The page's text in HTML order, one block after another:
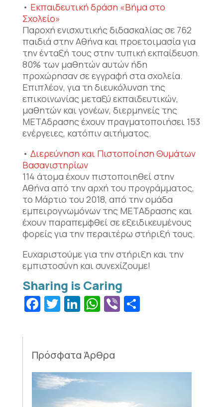
• Εκπαιδευτική δράση «Βήμα στο
Σχολείο»
Παροχή ενισχυτικής διδασκαλίας σε 762
παιδιά στην Αθήνα και προετοιμασία για
την ένταξή τους στην τυπική εκπαίδευση.
80% των μαθητών αυτών ήδη
προχώρησαν σε εγγραφή στα σχολεία.
Επιπλέον, για τη διευκόλυνση της
επικοινωνίας μεταξύ εκπαιδευτικών,
μαθητών και γονέων, διερμηνείς της
ΜΕΤΑδρασης έχουν πραγματοποιήσει 153
ενέργειες, κατόπιν αιτήματος.
• Διερεύνηση και Πιστοποίηση Θυμάτων
Βασανιστηρίων
114 άτομα έχουν πιστοποιηθεί στην
Αθήνα από την αρχή του προγράμματος,
το Μάρτιο του 2018, από την ομάδα
εμπειρογνωμόνων της ΜΕΤΑδρασης και
έχουν παραπεμφθεί σε εξειδικευμένους
φορείς για την περαιτέρω στήριξή τους.
Ευχαριστούμε για την στήριξη και την
εμπιστοσύνη και συνεχίζουμε!
Facebook
Twitter
LinkedIn
WhatsApp
Viber
Πρόσφατα Άρθρα